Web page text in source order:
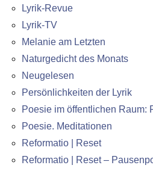
Lyrik-Revue
Lyrik-TV
Melanie am Letzten
Naturgedicht des Monats
Neugelesen
Persönlichkeiten der Lyrik
Poesie im öffentlichen Raum:
Poesie. Meditationen
Reformatio | Reset
Reformatio | Reset –